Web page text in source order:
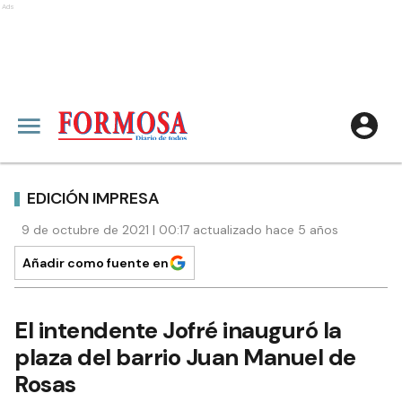
Ads
EDICIÓN IMPRESA
9 de octubre de 2021 | 00:17 actualizado hace 5 años
Añadir como fuente en
El intendente Jofré inauguró la
plaza del barrio Juan Manuel de
Rosas